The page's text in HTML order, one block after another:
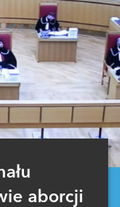
aborcji